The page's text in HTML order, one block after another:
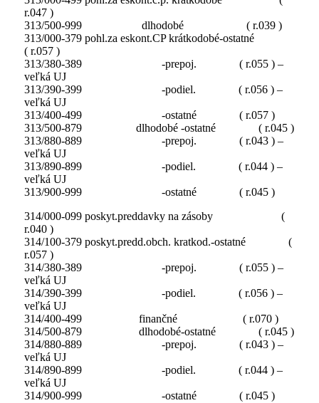
r.047 )
313/500-999 dlhodobé ( r.039 )
313/000-379 pohl.za eskont.CP krátkodobé-ostatné
( r.057 )
313/380-389 -prepoj. ( r.055 ) –
veľká UJ
313/390-399 -podiel. ( r.056 ) –
veľká UJ
313/400-499 -ostatné ( r.057 )
313/500-879 dlhodobé -ostatné ( r.045 )
313/880-889 -prepoj. ( r.043 ) –
veľká UJ
313/890-899 -podiel. ( r.044 ) –
veľká UJ
313/900-999 -ostatné ( r.045 )
314/000-099 poskyt.preddavky na zásoby (
r.040 )
314/100-379 poskyt.predd.obch. kratkod.-ostatné (
r.057 )
314/380-389 -prepoj. ( r.055 ) –
veľká UJ
314/390-399 -podiel. ( r.056 ) –
veľká UJ
314/400-499 finančné ( r.070 )
314/500-879 dlhodobé-ostatné ( r.045 )
314/880-889 -prepoj. ( r.043 ) –
veľká UJ
314/890-899 -podiel. ( r.044 ) –
veľká UJ
314/900-999 -ostatné ( r.045 )